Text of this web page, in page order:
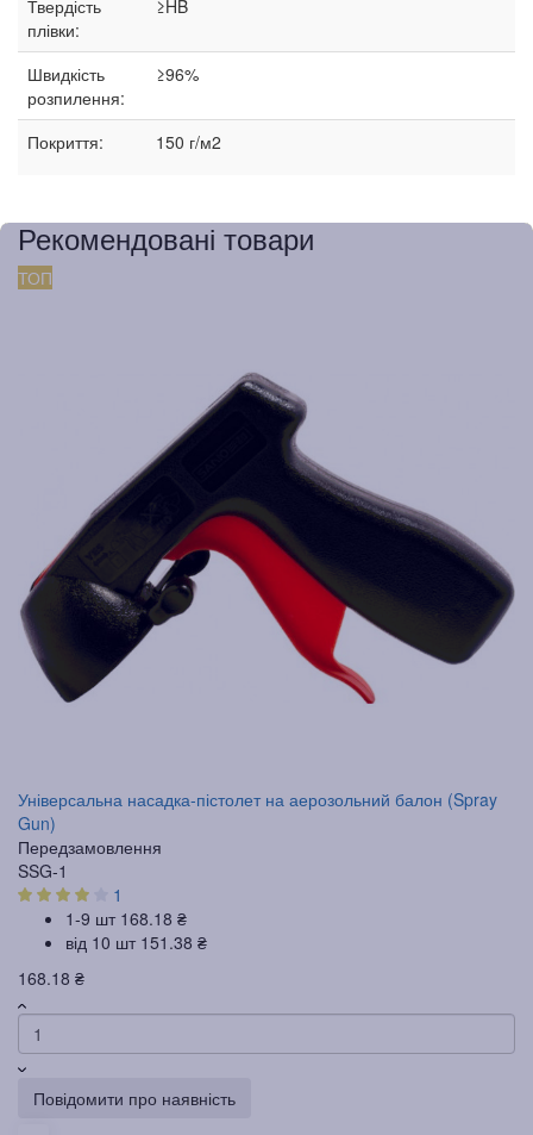
Твердість
плівки:
≥HB
Швидкість
розпилення:
≥96%
Покриття: 150 г/м2
Рекомендовані товари
ТОП
Універсальна насадка-пістолет на аерозольний балон (Spray
Gun)
Передзамовлення
SSG-1
1
1-9 шт 168.18 ₴
від 10 шт 151.38 ₴
168.18 ₴
Повідомити про наявність